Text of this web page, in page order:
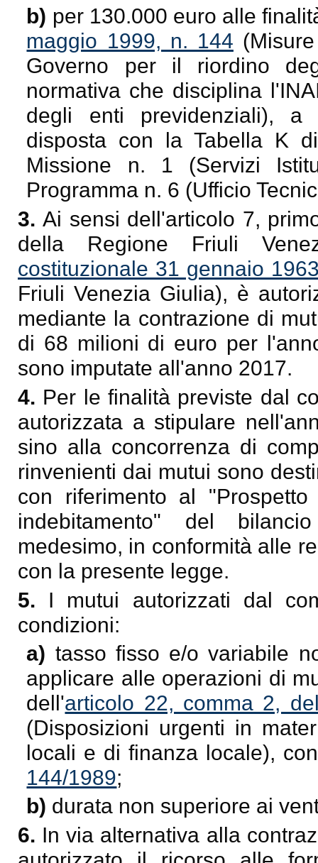
b) per 130.000 euro alle
maggio 1999, n. 144
Governo per il riordino
normativa che disciplina
degli enti previdenziali), a
disposta con la Tabella K
Missione n. 1 (Servizi
Programma n. 6 (Ufficio
3.Ai sensi dell'articolo 7,
della Regione Friuli
costituzionale 31 gennaio
Friuli Venezia Giulia), è
mediante la contrazione di
di 68 milioni di euro per
sono imputate all'anno 2017.
4. Per le finalità previste dal
autorizzata a stipulare
sino alla concorrenza di
rinvenienti dai mutui sono
con riferimento al
indebitamento" del
medesimo, in conformità alle
con la presente legge.
5. I mutui autorizzati dal
condizioni:
a) tasso fisso e/o variabile
applicare alle operazioni di
dell'articolo 22, comma 2,
(Disposizioni urgenti in
locali e di finanza locale),
144/1989;
b) durata non superiore ai
6. In via alternativa alla